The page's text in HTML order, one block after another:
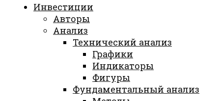
Инвестиции
Авторы
Анализ
Технический анализ
Графики
Индикаторы
Фигуры
Фундаментальный анализ